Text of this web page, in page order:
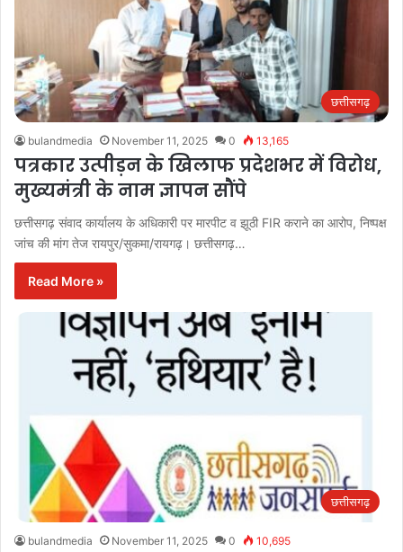
छत्तीसगढ़
bulandmedia November 11, 2025 0 13,165
पत्रकार उत्पीड़न के खिलाफ प्रदेशभर में विरोध,
मुख्यमंत्री के नाम ज्ञापन सौंपे
छत्तीसगढ़ संवाद कार्यालय के अधिकारी पर मारपीट व झूठी FIR कराने का आरोप, निष्पक्ष
जांच की मांग तेज रायपुर/सुकमा/रायगढ़। छत्तीसगढ़…
Read More »
छत्तीसगढ़
bulandmedia November 11, 2025 0 10,695